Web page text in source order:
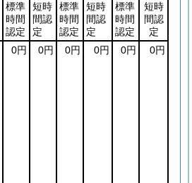
標準
時間
認定
短時
間認
定
標準
時間
認定
短時
間認
定
標準
時間
認定
短時
間認
定
0円 0円 0円 0円 0円 0円